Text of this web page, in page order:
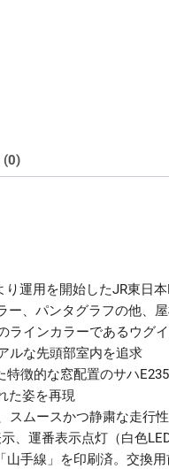
(0)
運用を開始したJR東日
、パンタグラフの他、
インカラーであるウグ
ルな先頭部室内を追求
徴的な窓配置のサハ
た姿を再現
ムースかつ静粛な走行
、運番表示点灯（白色
手線」を印刷済。交換